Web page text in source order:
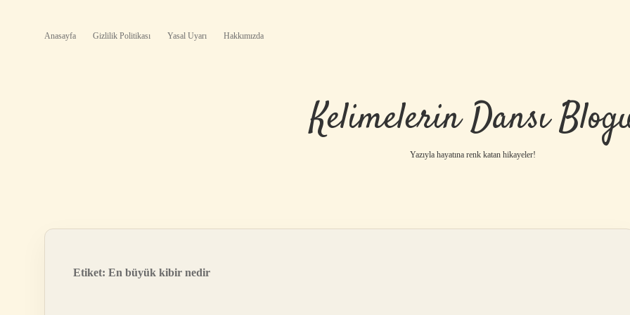
Anasayfa Gizlilik Politikası Yasal Uyarı Hakkımızda
Kelimelerin Dansı
Yazıyla hayatına renk katan hikayeler!
Etiket: En büyük kibir nedir